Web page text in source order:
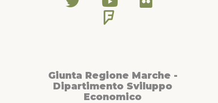
Giunta Regione Marche -
Dipartimento Sviluppo
Economico